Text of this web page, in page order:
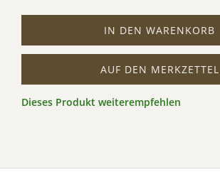
IN DEN WARENKORB
AUF DEN MERKZETTEL
Dieses Produkt weiterempfehlen